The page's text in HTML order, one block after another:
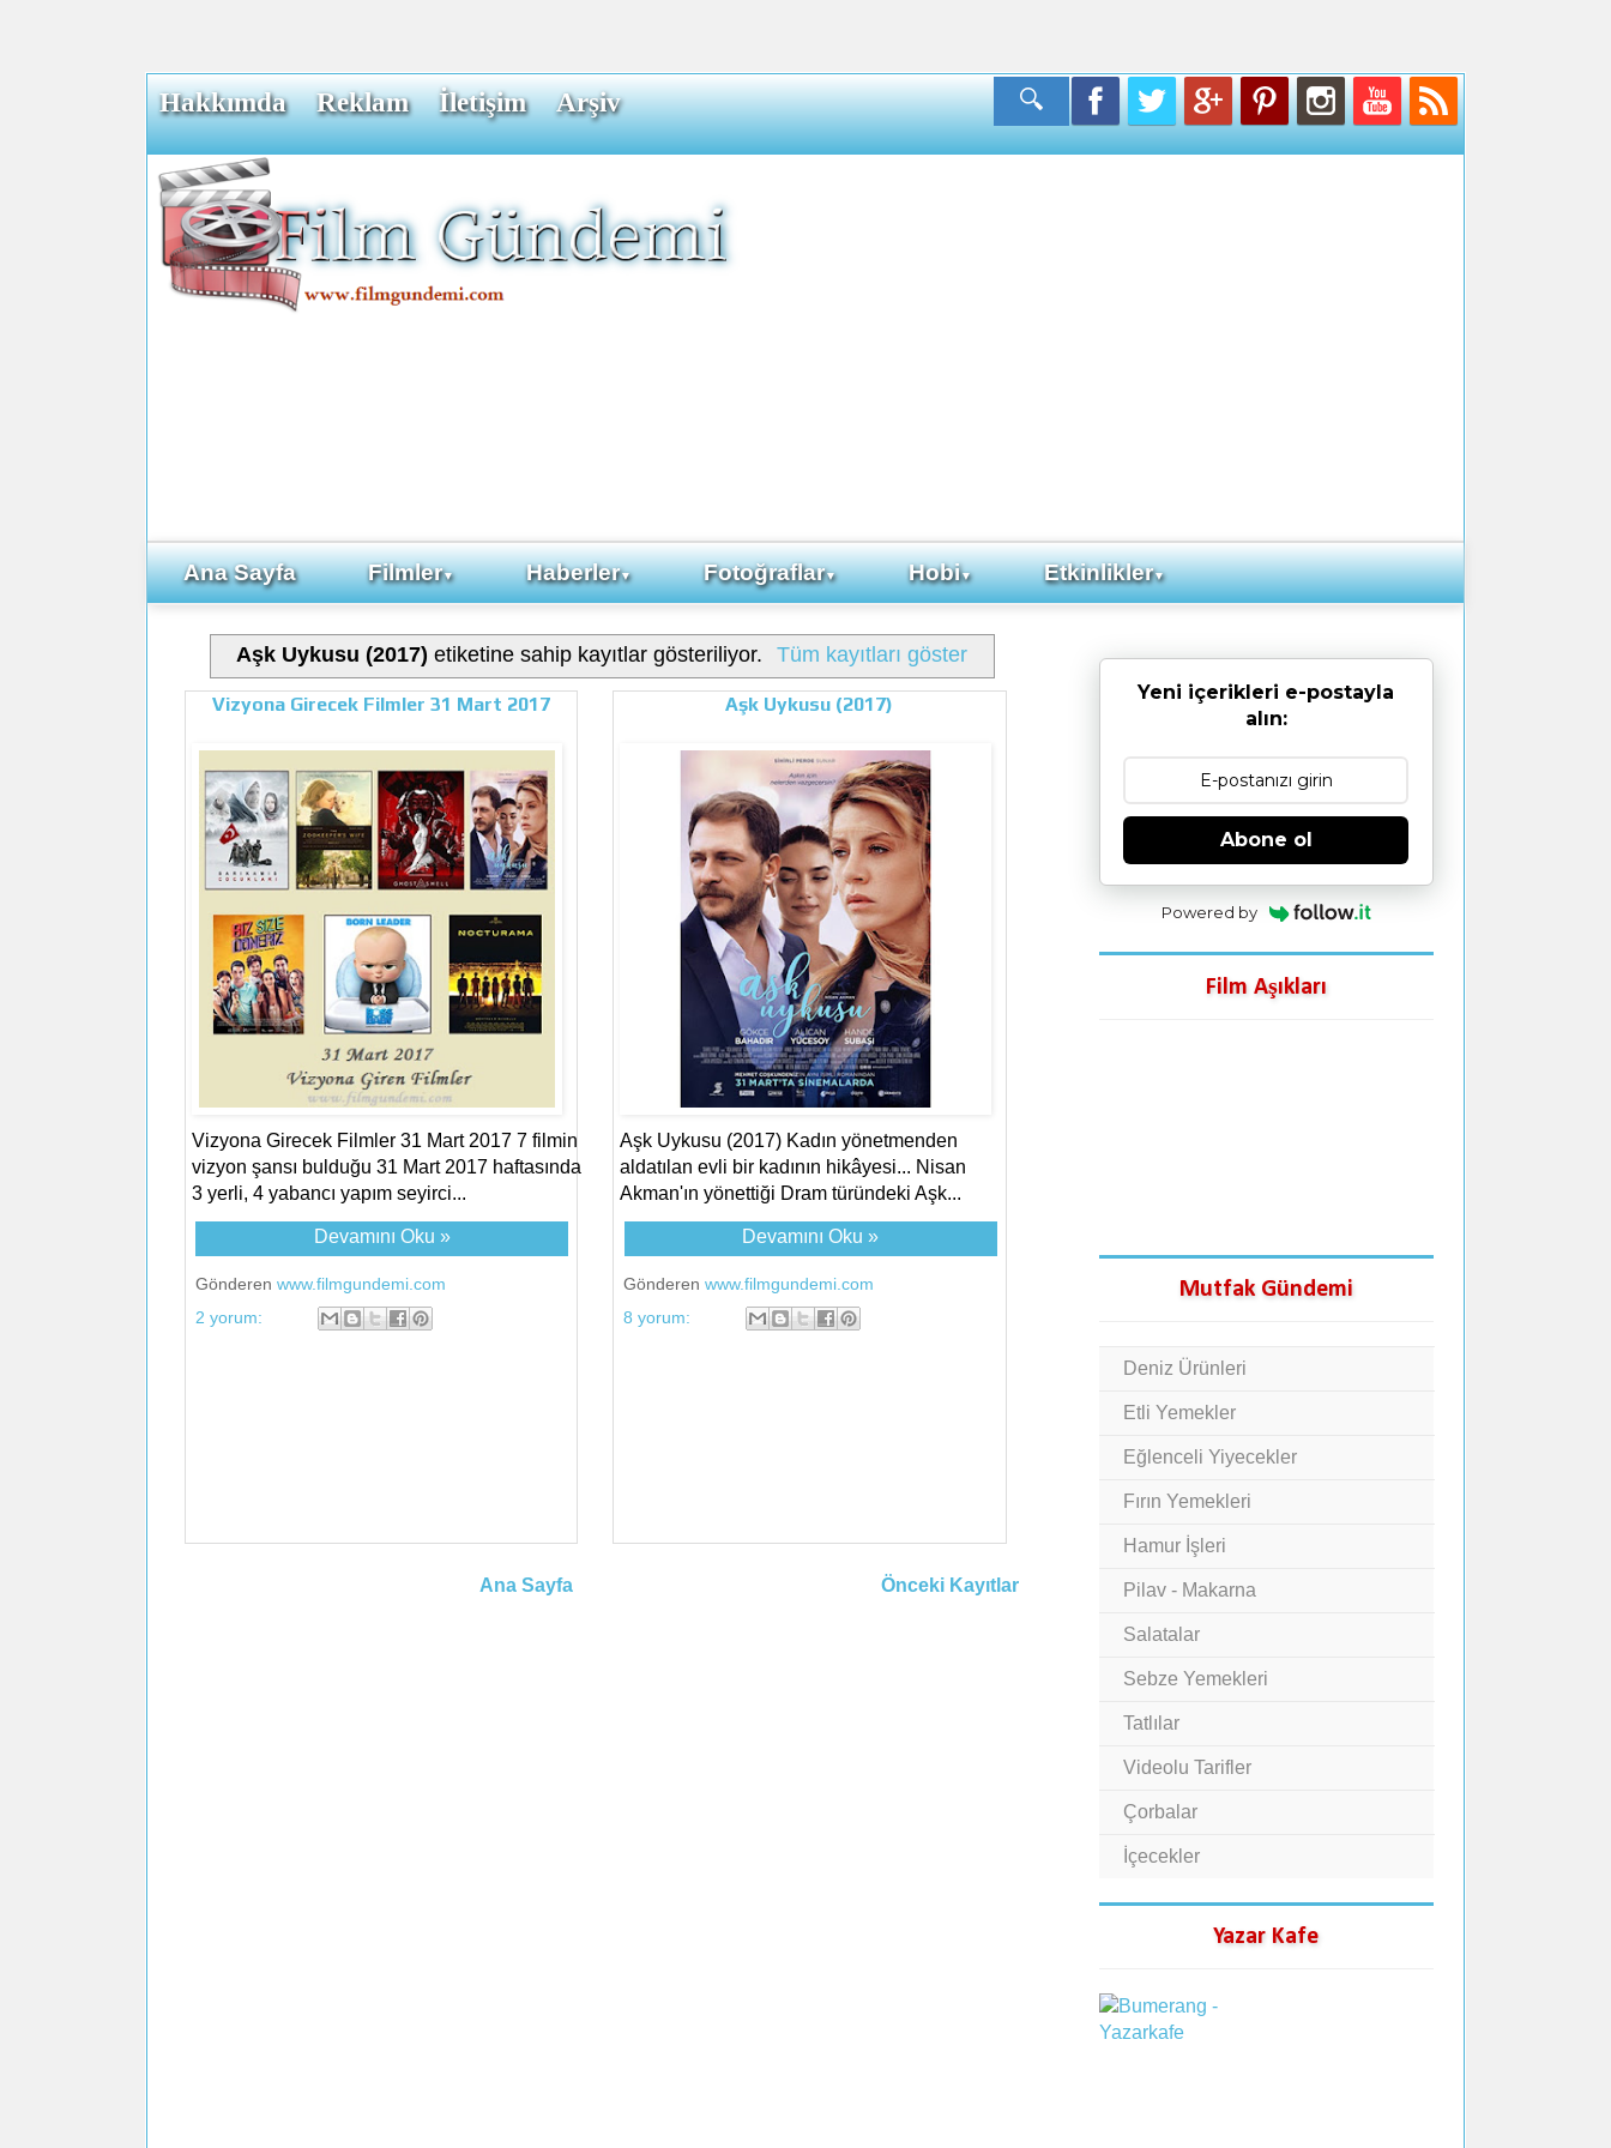
Hakkımda Reklam İletişim Arşiv
Ana Sayfa Filmler▼ Haberler▼ Fotoğraflar▼ Hobi▼ Etkinlikler▼
Aşk Uykusu (2017) etiketine sahip kayıtlar gösteriliyor. Tüm kayıtları göster
Vizyona Girecek Filmler 31 Mart 2017
Vizyona Girecek Filmler 31 Mart 2017 7 filmin
vizyon şansı bulduğu 31 Mart 2017 haftasında
3 yerli, 4 yabancı yapım seyirci...
Devamını Oku »
Gönderen www.filmgundemi.com
2 yorum:
Aşk Uykusu (2017)
Aşk Uykusu (2017) Kadın yönetmenden
aldatılan evli bir kadının hikâyesi... Nisan
Akman'ın yönettiği Dram türündeki Aşk...
Devamını Oku »
Gönderenwww.filmgundemi.com
8 yorum:
Önceki Kayıtlar
Ana Sayfa
Yeni içerikleri e-postayla
alın:
Abone ol
Powered by
Film Aşıkları
Mutfak Gündemi
Deniz Ürünleri
Etli Yemekler
Eğlenceli Yiyecekler
Fırın Yemekleri
Hamur İşleri
Pilav - Makarna
Salatalar
Sebze Yemekleri
Tatlılar
Videolu Tarifler
Çorbalar
İçecekler
Yazar Kafe